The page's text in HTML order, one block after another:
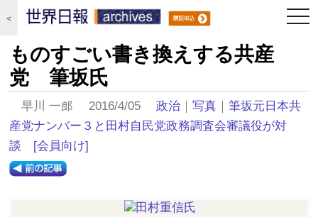
＜
ものすごい書き換えする共産
党 筆坂氏
早川 一郎 2016/4/05政治 ｜写真 ｜筆坂元日本共
産党ナンバー３と田村自民党政務調査会審議役が対
談
[会員向け]